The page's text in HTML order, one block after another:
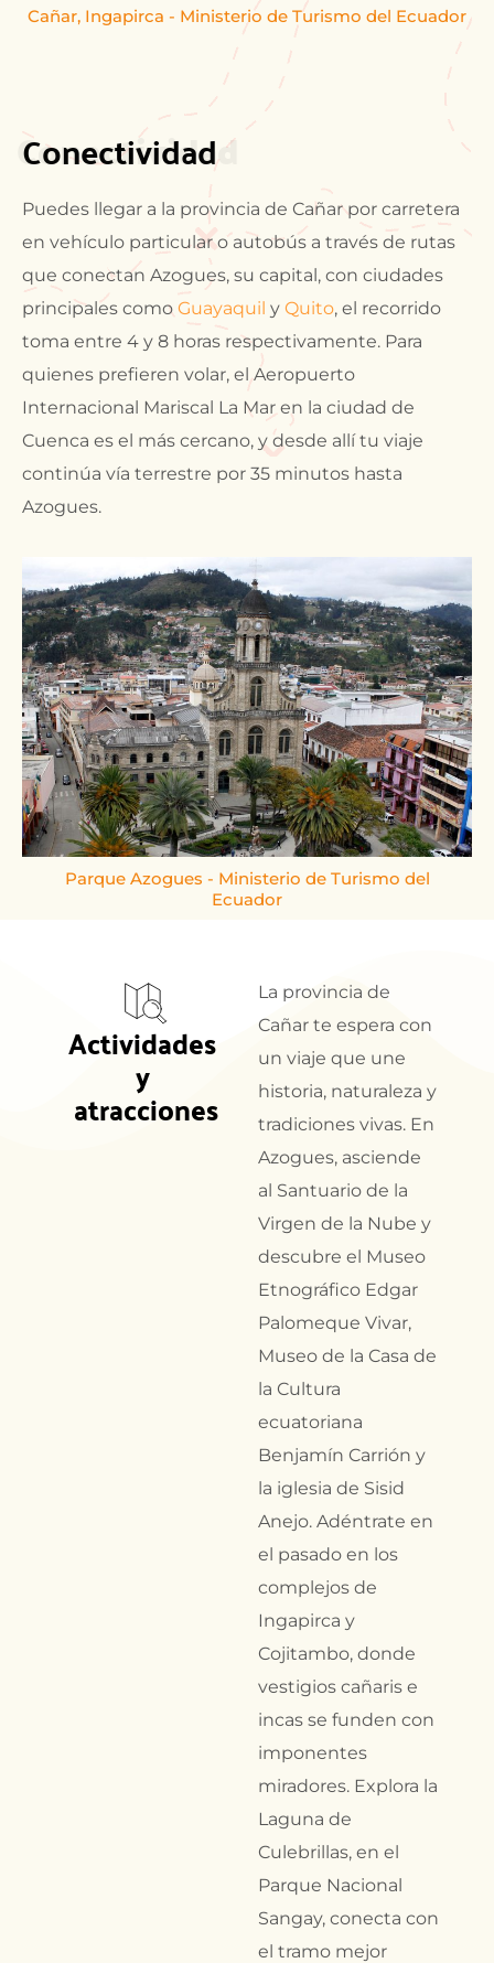
Cañar, Ingapirca - Ministerio de Turismo del Ecuador
Conectividad
Conectividad
Puedes llegar a la provincia de Cañar por carretera
en vehículo particular o autobús a través de rutas
que conectan Azogues, su capital, con ciudades
principales como Guayaquil y Quito, el recorrido
toma entre 4 y 8 horas respectivamente. Para
quienes prefieren volar, el Aeropuerto
Internacional Mariscal La Mar en la ciudad de
Cuenca es el más cercano, y desde allí tu viaje
continúa vía terrestre por 35 minutos hasta
Azogues.
Parque Azogues - Ministerio de Turismo del
Ecuador
Actividades
y
atracciones
La provincia de
Cañar te espera con
un viaje que une
historia, naturaleza y
tradiciones vivas. En
Azogues, asciende
al Santuario de la
Virgen de la Nube y
descubre el Museo
Etnográfico Edgar
Palomeque Vivar,
Museo de la Casa de
la Cultura
ecuatoriana
Benjamín Carrión y
la iglesia de Sisid
Anejo. Adéntrate en
el pasado en los
complejos de
Ingapirca y
Cojitambo, donde
vestigios cañaris e
incas se funden con
imponentes
miradores. Explora la
Laguna de
Culebrillas, en el
Parque Nacional
Sangay, conecta con
el tramo mejor